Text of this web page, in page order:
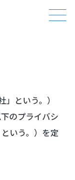
という。）
のプライバシ
いう。）を定